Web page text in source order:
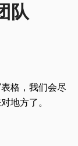
队
格，我们会尽
地方了。